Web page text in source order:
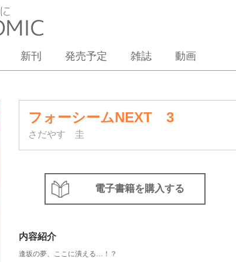
新刊 発売予定 雑誌 動画
フォーシームNEXT 3
さだやす 圭
電子書籍を購入する
内容紹介
逢坂の夢、ここに潰える…！？